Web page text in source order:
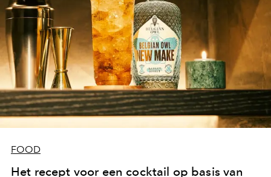
FOOD
Het recept voor een cocktail op basis van